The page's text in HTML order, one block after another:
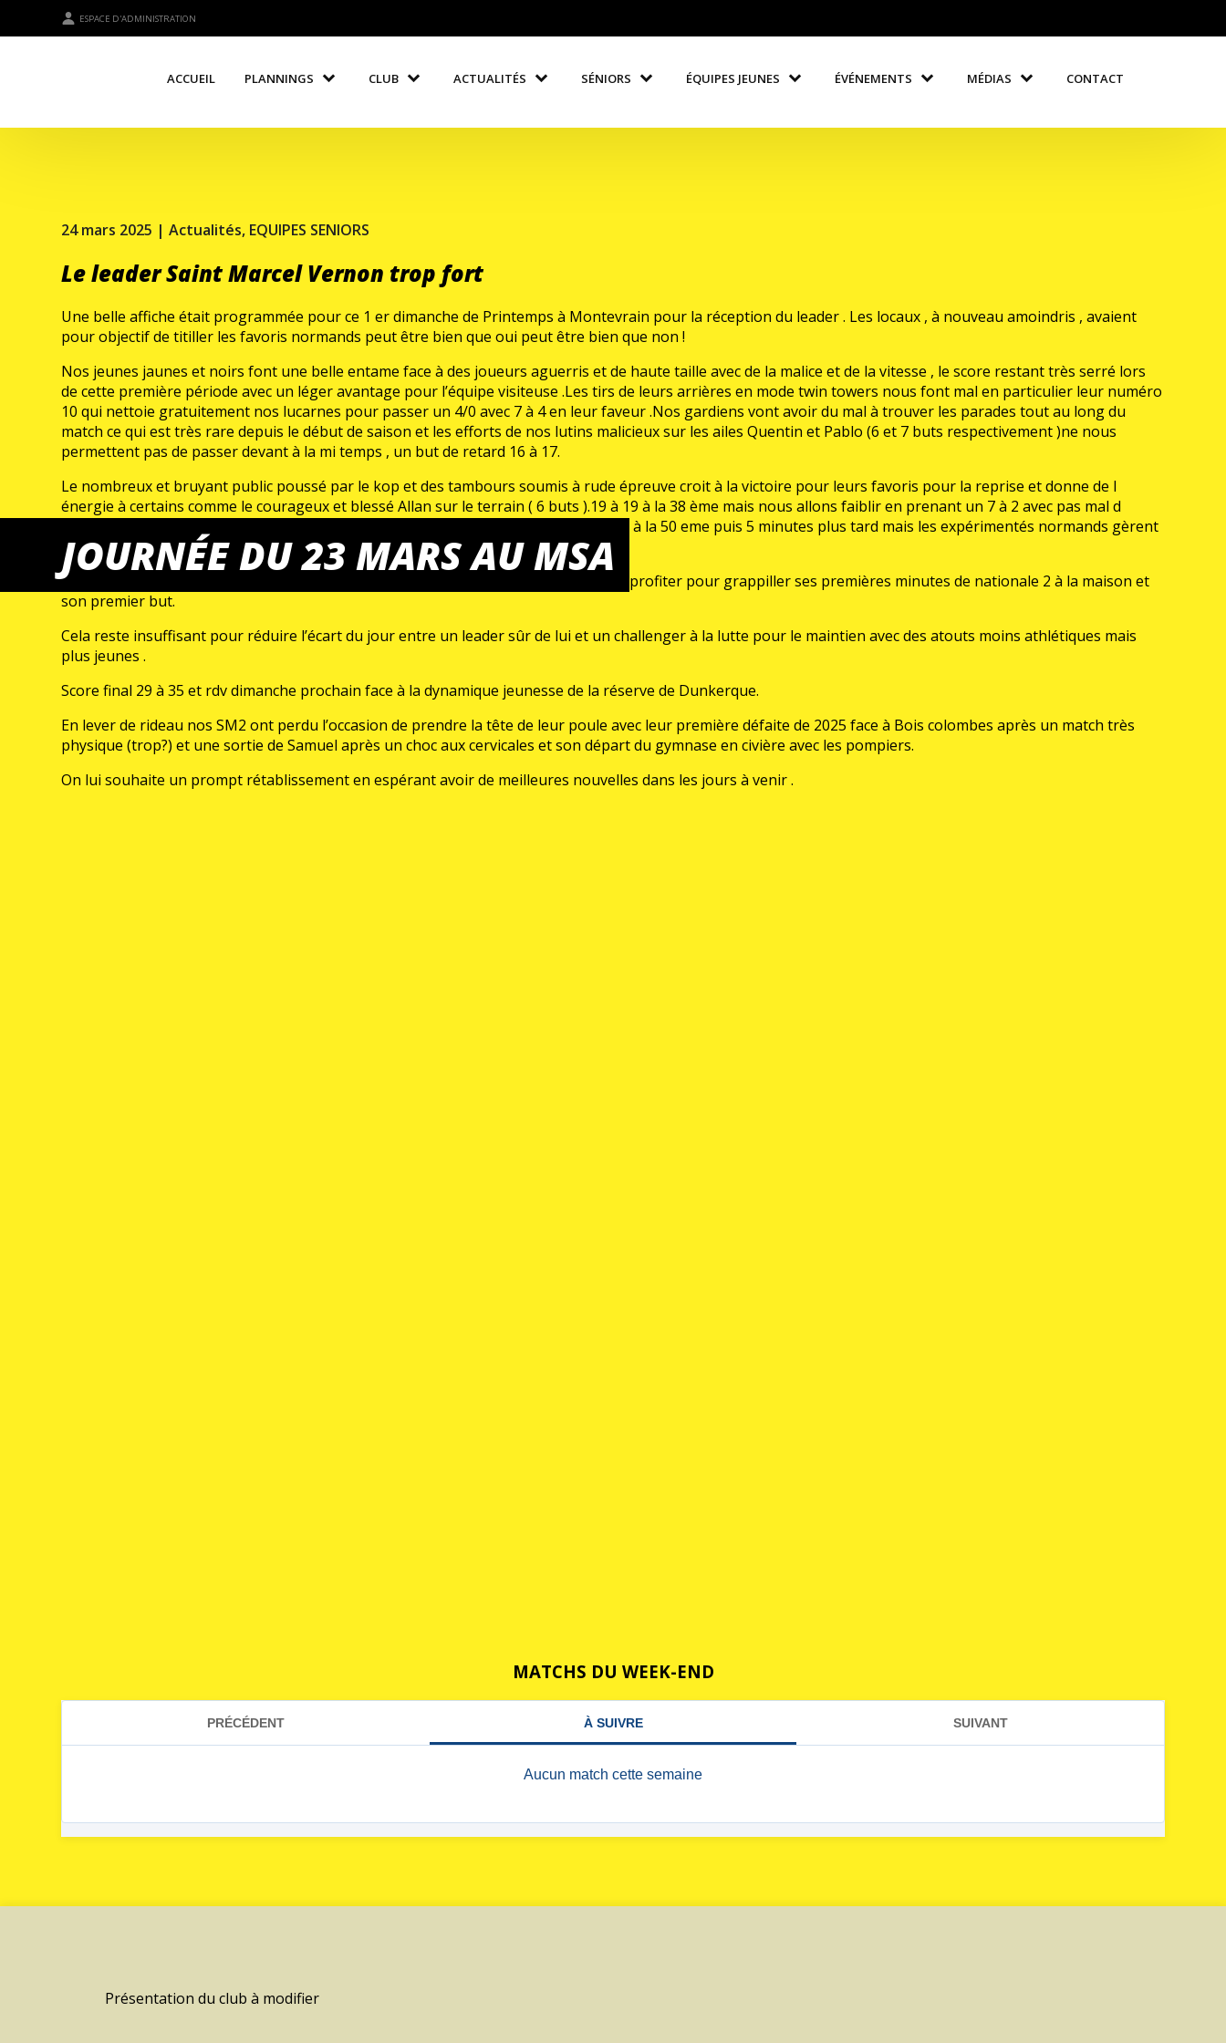
ESPACE D'ADMINISTRATION
ACCUEIL PLANNINGS CLUB ACTUALITÉS SÉNIORS ÉQUIPES JEUNES ÉVÉNEMENTS MÉDIAS CONTACT
JOURNÉE DU 23 MARS AU MSA
24 mars 2025 |Actualités, EQUIPES SENIORS
Le leader Saint Marcel Vernon trop fort
Une belle affiche était programmée pour ce 1 er dimanche de Printemps à Montevrain pour la réception du leader . Les locaux , à nouveau amoindris , avaient
pour objectif de titiller les favoris normands peut être bien que oui peut être bien que non !
Nos jeunes jaunes et noirs font une belle entame face à des joueurs aguerris et de haute taille avec de la malice et de la vitesse , le score restant très serré lors
de cette première période avec un léger avantage pour l’équipe visiteuse .Les tirs de leurs arrières en mode twin towers nous font mal en particulier leur numéro
10 qui nettoie gratuitement nos lucarnes pour passer un 4/0 avec 7 à 4 en leur faveur .Nos gardiens vont avoir du mal à trouver les parades tout au long du
match ce qui est très rare depuis le début de saison et les efforts de nos lutins malicieux sur les ailes Quentin et Pablo (6 et 7 buts respectivement )ne nous
permettent pas de passer devant à la mi temps , un but de retard 16 à 17.
Le nombreux et bruyant public poussé par le kop et des tambours soumis à rude épreuve croit à la victoire pour leurs favoris pour la reprise et donne de l
énergie à certains comme le courageux et blessé Allan sur le terrain ( 6 buts ).19 à 19 à la 38 ème mais nous allons faiblir en prenant un 7 à 2 avec pas mal d
échecs aux tirs et toujours trop peu de stop. André va poser un temps mort en vain à la 50 eme puis 5 minutes plus tard mais les expérimentés normands gèrent
sereinement leur avance en cette fin de match en jouant avec métier .
Julien le p’tit dernier de notre jeune effectif en droite ligne de l’entente moins 18 va profiter pour grappiller ses premières minutes de nationale 2 à la maison et
son premier but.
Cela reste insuffisant pour réduire l’écart du jour entre un leader sûr de lui et un challenger à la lutte pour le maintien avec des atouts moins athlétiques mais
plus jeunes .
Score final 29 à 35 et rdv dimanche prochain face à la dynamique jeunesse de la réserve de Dunkerque.
En lever de rideau nos SM2 ont perdu l’occasion de prendre la tête de leur poule avec leur première défaite de 2025 face à Bois colombes après un match très
physique (trop?) et une sortie de Samuel après un choc aux cervicales et son départ du gymnase en civière avec les pompiers.
On lui souhaite un prompt rétablissement en espérant avoir de meilleures nouvelles dans les jours à venir .
MATCHS DU WEEK-END
Présentation du club à modifier